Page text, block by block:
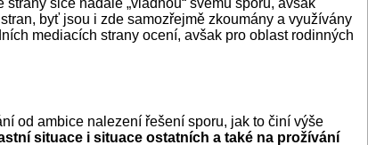
sice nadále „vládnou“ svému sporu, avšak
byť jsou i zde samozřejmě zkoumány a využívány
mediacích strany ocení, avšak pro oblast rodinných
od ambice nalezení řešení sporu, jak to činí výše
situace i situace ostatních a také na prožívání